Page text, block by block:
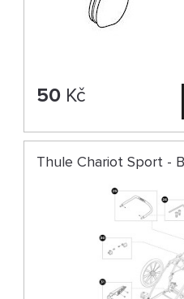
50 Kč
Thule Chariot Sport -